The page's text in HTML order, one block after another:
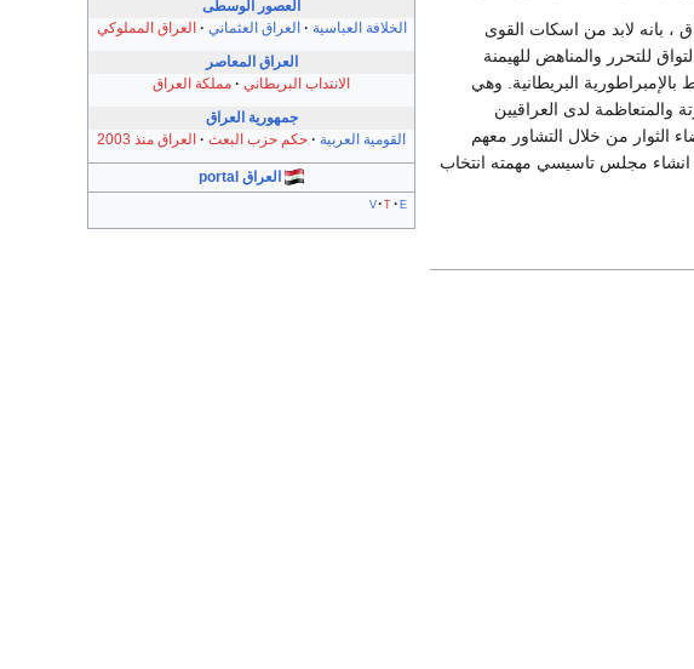
العصور الوسطى
الخلافة العباسية
العراق العثماني
العراق المملوكي
العراق المعاصر
الانتداب البريطاني
مملكة العراق
جمهورية العراق
القومية العربية
حكم حزب البعث العراق منذ 2003
العراق portal
v t e
، بانه لابد من اسكات القوى
للتحرر والمناهض للهيمنة
البريطانية. وهي
لدى العراقيين
الثوار من خلال التشاور معهم
انشاء مجلس تاسيسي مهمته انتخاب